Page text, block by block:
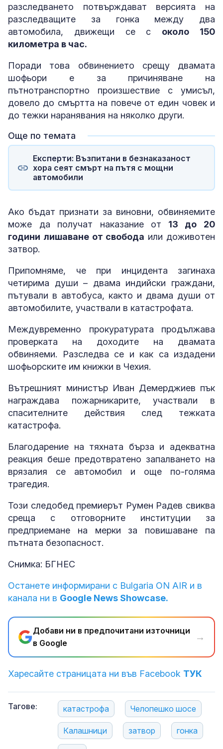
разследването потвърждават версията на
разследващите за гонка между два
автомобила, движещи се с около 150
километра в час.
Поради това обвинението срещу двамата
шофьори е за причиняване на
пътнотранспортно произшествие с умисъл,
довело до смъртта на повече от един човек и
до тежки наранявания на няколко други.
Още по темата
Експерти: Възпитани в безнаказаност
хора сеят смърт на пътя с мощни
автомобили
Ако бъдат признати за виновни, обвиняемите
може да получат наказание от 13 до 20
години лишаване от свобода или доживотен
затвор.
Припомняме, че при инцидента загинаха
четирима души – двама индийски граждани,
пътували в автобуса, както и двама души от
автомобилите, участвали в катастрофата.
Междувременно прокуратурата продължава
проверката на доходите на двамата
обвиняеми. Разследва се и как са издадени
шофьорските им книжки в Чехия.
Вътрешният министър Иван Демерджиев пък
награждава пожарникарите, участвали в
спасителните действия след тежката
катастрофа.
Благодарение на тяхната бърза и адекватна
реакция беше предотвратено запалването на
врязалия се автомобил и още по-голяма
трагедия.
Този следобед премиерът Румен Радев свиква
среща с отговорните институции за
предприемане на мерки за повишаване па
пътната безопасност.
Снимка: БГНЕС
Останете информирани с Bulgaria ON AIR и в
канала ни в Google News Showcase.
Добави ни в предпочитани източници
в Google
→
Харесайте страницата ни във Facebook ТУК
Тагове: катастрофа Челопешко шосе
Калашници затвор гонка